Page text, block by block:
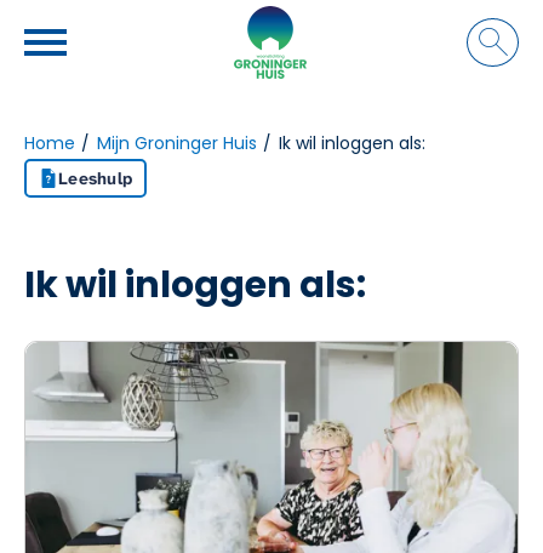
Naar hoofdinhoud
Naar hoofdnavigatiemenu
Naar zoeken
Naar de homepage
Ga naar Hoofd
Home Mijn Groninger Huis Ik wil inloggen als:
Leeshulp
Ik wil inloggen als: